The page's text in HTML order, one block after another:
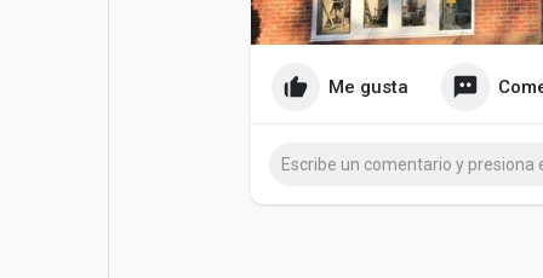
Juegos
Me gusta